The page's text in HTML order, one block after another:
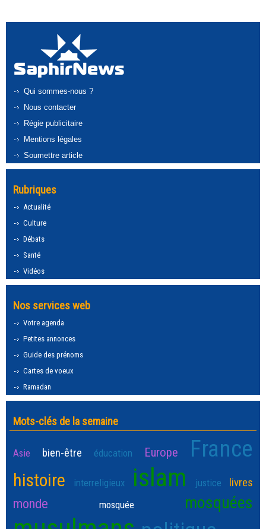
Qui sommes-nous ?
Nous contacter
Régie publicitaire
Mentions légales
Soumettre article
Rubriques
Actualité
Culture
Débats
Santé
Vidéos
Nos services web
Votre agenda
Petites annonces
Guide des prénoms
Cartes de voeux
Ramadan
Mots-clés de la semaine
Asie bien-être éducation Europe France
histoire interreligieux islam justice livres
monde mosquée mosquées